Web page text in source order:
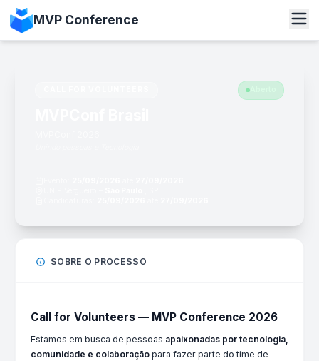
MVP Conference
Aberto
SOBRE O PROCESSO
Call for Volunteers — MVP Conference 2026
Estamos em busca de pessoas apaixonadas por tecnologia,
comunidade e colaboração para fazer parte do time de